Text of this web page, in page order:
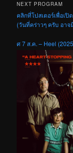
NEXT PROGRAM
คลิกที่โปสเตอร์เพื่อเปิ
(วันที่คร่าวๆ ครับ อาจ
ศ 7 ส.ค. – Heel